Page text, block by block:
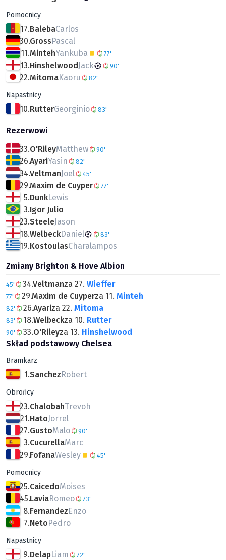
Pomocnicy
17.BalebaCarlos
30.GrossPascal
11.MintehYankuba 77'
13.HinshelwoodJack 90'
22.MitomaKaoru 82'
Napastnicy
10.RutterGeorginio 83'
Rezerwowi
33.O'RileyMatthew 90'
26.AyariYasin 82'
34.VeltmanJoel 45'
29.Maxim de Cuyper 77'
5.DunkLewis
3.Igor Julio
23.SteeleJason
18.WelbeckDaniel 83'
19.KostoulasCharalampos
Zmiany Brighton & Hove Albion
45' 34.Veltmanza 27. Wieffer
77' 29.Maxim de Cuyperza 11. Minteh
82' 26.Ayariza 22. Mitoma
83' 18.Welbeckza 10. Rutter
90' 33.O'Rileyza 13. Hinshelwood
Skład podstawowy Chelsea
Bramkarz
1.SanchezRobert
Obrońcy
23.ChalobahTrevoh
21.HatoJorrel
27.GustoMalo 90'
3.CucurellaMarc
29.FofanaWesley 45'
Pomocnicy
25.CaicedoMoises
45.LaviaRomeo 73'
8.FernandezEnzo
7.NetoPedro
Napastnicy
9.DelapLiam 72'